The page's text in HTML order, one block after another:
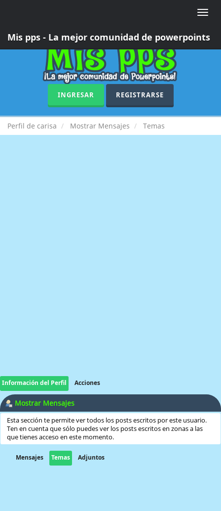
Toggle
Mis pps - La mejor comunidad de powerpoints
INGRESAR REGISTRARSE
Perfil de carisa Mostrar Mensajes Temas
Información del Perfil Acciones
Mostrar Mensajes
Esta sección te permite ver todos los posts escritos por este usuario.
Ten en cuenta que sólo puedes ver los posts escritos en zonas a las
que tienes acceso en este momento.
Mensajes Temas Adjuntos